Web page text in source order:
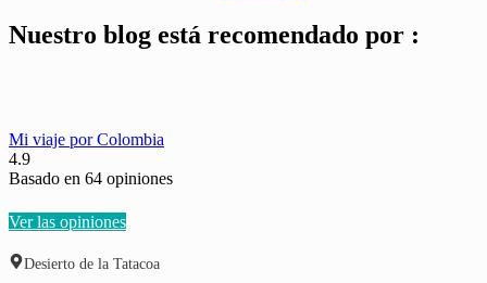
Nuestro blog está recomendado por :
Mi viaje por Colombia
4.9
Basado en 64 opiniones
Ver las opiniones
Desierto de la Tatacoa